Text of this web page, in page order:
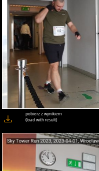
pobierz z wynikiem
(load with result)